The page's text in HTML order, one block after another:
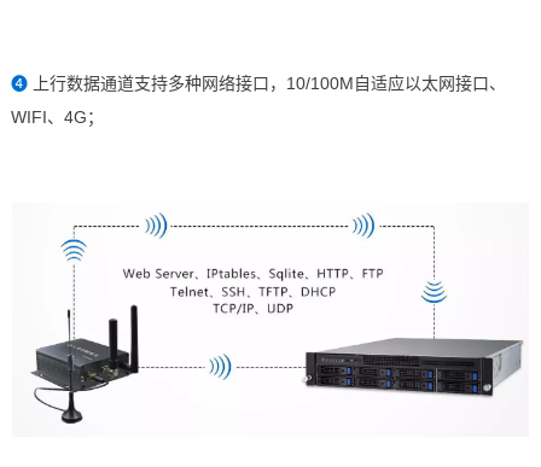
❹ 上行数据通道支持多种网络接口，10/100M自适应以太网接口、
WIFI、4G；